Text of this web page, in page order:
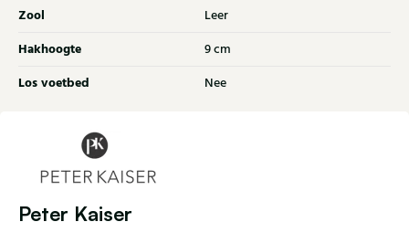
Zool Leer
Hakhoogte 9 cm
Los voetbed Nee
Peter Kaiser